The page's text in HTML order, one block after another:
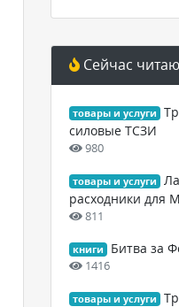
Сейчас
товары и услуги
силовые ТСЗИ
980
товары и услуги
расходники для
811
книги Битва за
1416
товары и услуги